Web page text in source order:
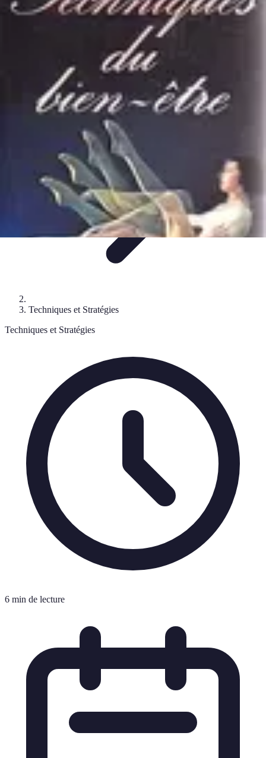
Volley Direct
Entraînement et Techniques
Entraînement et TechniqueStratégies d'équipe
Volley Direct
Techniques et Stratégies
Techniques et Stratégies
6 min de lecture